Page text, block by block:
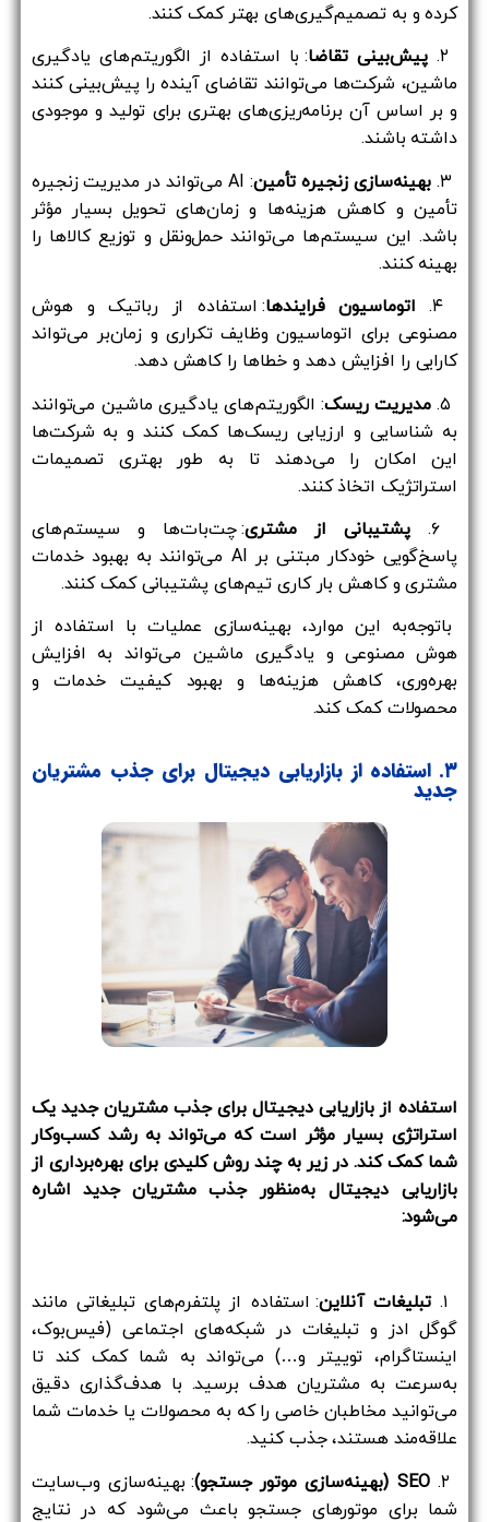
کرده و به تصمیم‌گیری‌های بهتر کمک کنند.
پیش‌بینی تقاضا: با استفاده از الگوریتم‌های یادگیری
ماشین، شرکت‌ها می‌توانند تقاضای آینده را پیش‌بینی کنند
و بر اساس آن برنامه‌ریزی‌های بهتری برای تولید و موجودی
داشته باشند.
بهینه‌سازی زنجیره تأمین
: AI می‌تواند در مدیریت زنجیره
تأمین و کاهش هزینه‌ها و زمان‌های تحویل بسیار مؤثر
باشد. این سیستم‌ها می‌توانند حمل‌ونقل و توزیع کالاها را
بهینه کنند.
اتوماسیون فرایندها: استفاده از رباتیک و هوش
مصنوعی برای اتوماسیون وظایف تکراری و زمان‌بر می‌تواند
کارایی را افزایش دهد و خطاها را کاهش دهد.
مدیریت ریسک: الگوریتم‌های یادگیری ماشین می‌توانند
به شناسایی و ارزیابی ریسک‌ها کمک کنند و به شرکت‌ها
این امکان را می‌دهند تا به طور بهتری تصمیمات
استراتژیک اتخاذ کنند.
۶.
پشتیبانی از مشتری: چت‌بات‌ها و سیستم‌های
پاسخ‌گویی خودکار مبتنی بر AI می‌توانند به بهبود خدمات
مشتری و کاهش بار کاری تیم‌های پشتیبانی کمک کنند.
باتوجه‌به این موارد، بهینه‌سازی عملیات با استفاده از
هوش مصنوعی و یادگیری ماشین می‌تواند به افزایش
بهره‌وری، کاهش هزینه‌ها و بهبود کیفیت خدمات و
محصولات کمک کند.
۳. استفاده از بازاریابی دیجیتال برای جذب مشتریان
جدید
استفاده از بازاریابی دیجیتال برای جذب مشتریان جدید یک
استراتژی بسیار مؤثر است که می‌تواند به رشد کسب‌وکار
شما کمک کند. در زیر به چند روش کلیدی برای بهره‌برداری از
بازاریابی دیجیتال به‌منظور جذب مشتریان جدید اشاره
می‌شود:
تبلیغات آنلاین: استفاده از پلتفرم‌های تبلیغاتی مانند
گوگل ادز و تبلیغات در شبکه‌های اجتماعی (فیس‌بوک،
اینستاگرام، توییتر و…) می‌تواند به شما کمک کند تا
به‌سرعت به مشتریان هدف برسید. با هدف‌گذاری دقیق
می‌توانید مخاطبان خاصی را که به محصولات یا خدمات شما
علاقه‌مند هستند، جذب کنید.
SEO (بهینه‌سازی موتور جستجو)
: بهینه‌سازی وب‌سایت
شما برای موتورهای جستجو باعث می‌شود که در نتایج